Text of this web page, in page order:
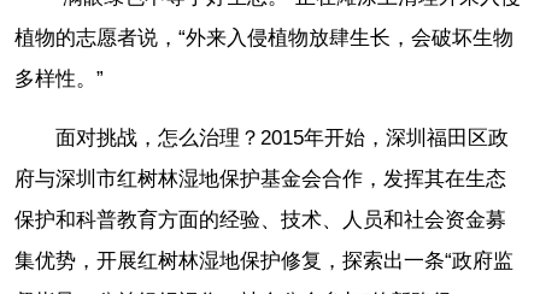
植物的志愿者说，“外来入侵植物放肆生长，会破坏生物
多样性。”
面对挑战，怎么治理？2015年开始，深圳福田区政
府与深圳市红树林湿地保护基金会合作，发挥其在生态
保护和科普教育方面的经验、技术、人员和社会资金募
集优势，开展红树林湿地保护修复，探索出一条“政府监